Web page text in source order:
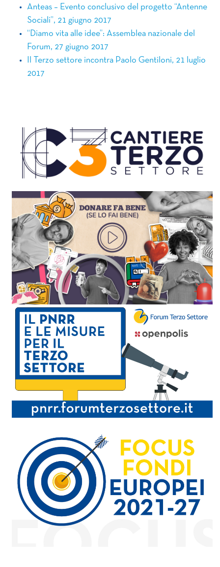
Anteas – Evento conclusivo del progetto “Antenne
Sociali”, 21 giugno 2017
“Diamo vita alle idee”: Assemblea nazionale del
Forum, 27 giugno 2017
Il Terzo settore incontra Paolo Gentiloni, 21 luglio
2017